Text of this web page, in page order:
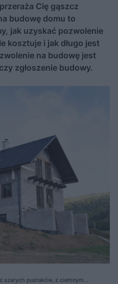
Cię gąszcz
budowę domu to
jak uzyskać pozwolenie
kosztuje i jak długo jest
na budowę jest
zgłoszenie budowy.
szarych pustaków, z ciemnym